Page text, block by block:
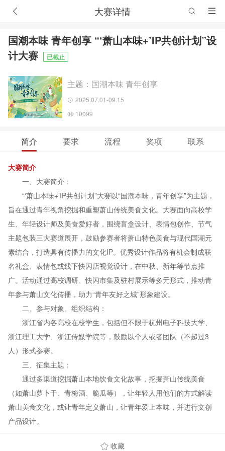
大赛详情
国潮本味 青年创享 “‘萧山本味+’IP共创计划”设
计大赛
已截止
主题：国潮本味 青年创享
2025.07.01-09.15
10099
简介 要求 流程 奖项 联系
大赛简介
一、大赛简介：
“‘萧山本味+’IP共创计划”大赛以“国潮本味，青年创享”为主题，
旨在通过青年视角挖掘和重塑萧山传统美食文化。大赛面向高校学
生、年轻设计师及美食爱好者，围绕盲盒设计、表情包创作、节气
主题包装三大赛道展开，鼓励参赛者将萧山特色美食与现代国潮元
素结合，打造具有传播力的文化IP。优秀设计作品将有机会制成联
名礼盒、表情包或线下快闪店视觉设计，在中秋、新年等节点推
广。活动通过高校调研、快闪市集及驻村展示等多元形式，推动青
年参与萧山文化传播，助力“青年友好之城”形象建设。
二、参与对象、组织结构：
浙江省内各高校在校学生，包括但不限于杭州电子科技大学、
浙江理工大学、浙江传媒学院等，鼓励以个人或者团队（不超过3
人）形式参赛。
三、征集主题：
通过多渠道挖掘萧山本地饮食文化故事，挖掘萧山传统美食
（如萧山萝卜干、青梅酒、脆瓜等），让年轻人用他们的方式解读
萧山美食文化，或让青年定义萧山，让青年爱上本味，并进行文创
产品设计。
收藏